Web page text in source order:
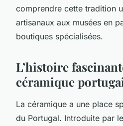
comprendre cette tradition
artisanaux aux musées en
boutiques spécialisées.
L’histoire
céramique
La céramique a une place
du Portugal. Introduite par